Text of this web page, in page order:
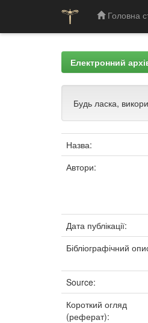
Головна
Електронний
Будь ласка,
Назва:
Автори:
Дата публікації:
Бібліографічний
Source:
Короткий огляд
(реферат):